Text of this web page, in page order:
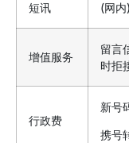
短讯 (网
增值服务
留言
时拒
行政费
新号
携号